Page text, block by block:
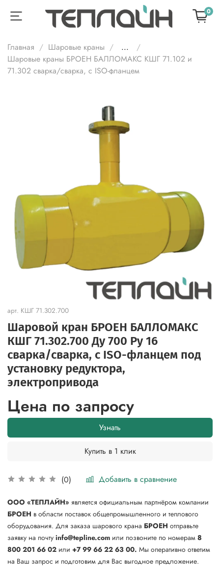
0
Главная Шаровые краны
...
Шаровые краны БРОЕН БАЛЛОМАКС КШГ 71.102 и
71.302 сварка/сварка, с ISO-фланцем
арт. КШГ 71.302.700
Шаровой кран БРОЕН БАЛЛОМАКС
КШГ 71.302.700 Ду 700 Ру 16
сварка/cварка, с ISO-фланцем под
установку редуктора,
электропривода
(0) Добавить в сравнение
Цена по запросу
Узнать
Купить в 1 клик
ООО «ТЕПЛАЙН» является официальным партнёром компании
БРОЕН в области поставок общепромышленного и теплового
оборудования. Для заказа шарового крана БРОЕН отправьте
заявку на почту info@tepline.com или позвоните по номерам 8
800 201 66 02 или +7 99 66 22 63 00. Мы оперативно ответим
на Ваш запрос и подготовим для Вас выгодное предложение.